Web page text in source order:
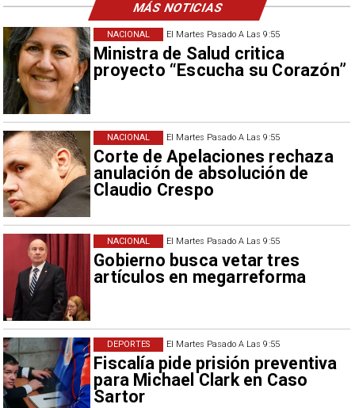
El Martes Pasado A Las 9:55
Ministra de Salud critica
proyecto “Escucha su Corazón”
NACIONAL
El Martes Pasado A Las 9:55
Corte de Apelaciones rechaza
anulación de absolución de
Claudio Crespo
NACIONAL
El Martes Pasado A Las 9:55
Gobierno busca vetar tres
artículos en megarreforma
NACIONAL
El Martes Pasado A Las 9:55
Fiscalía pide prisión preventiva
para Michael Clark en Caso
Sartor
DEPORTES
MÁS NOTICIAS